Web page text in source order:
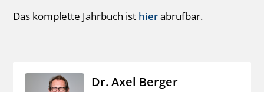
Das komplette Jahrbuch ist hierabrufbar.
Dr. Axel Berger